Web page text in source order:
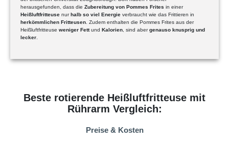
herausgefunden, dass die Zubereitung von Pommes Frites in einer
Heißluftfritteuse nurhalb so viel Energie verbraucht wie das Frittieren in
herkömmlichen Fritteusen . Zudem enthalten die Pommes Frites aus der
Heißluftfritteuse weniger Fettund Kalorien , sind abergenauso knusprig und
lecker
Beste rotierende Heißluftfritteuse mit
Rührarm Vergleich:
Preise & Kosten